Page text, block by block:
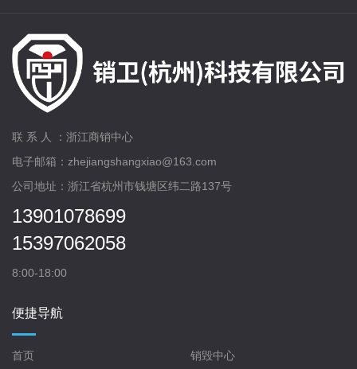
联 系 人 ：浙江商销中心
电子邮箱：zhejiangshangxiao@163.com
公司地址：浙江省杭州市钱塘区纬二路137号
13901078699
15397062058
8:00-18:00
便捷导航
首页
销毁中心